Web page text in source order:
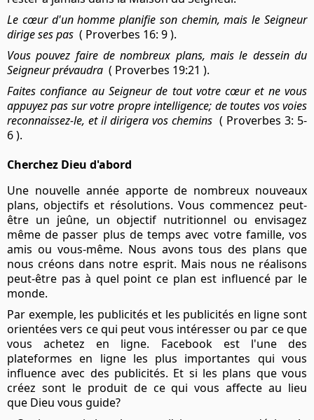
Le cœur d'un homme planifie son chemin, mais le Seigneur
dirige ses pas ( Proverbes 16: 9 ).
Vous pouvez faire de nombreux plans, mais le dessein du
Seigneur prévaudra ( Proverbes 19:21 ).
Faites confiance au Seigneur de tout votre cœur et ne vous
appuyez pas sur votre propre intelligence; de toutes vos voies
reconnaissez-le, et il dirigera vos chemins ( Proverbes 3: 5-
6 ).
Cherchez Dieu d'abord
Une nouvelle année apporte de nombreux nouveaux
plans, objectifs et résolutions. Vous commencez peut-
être un jeûne, un objectif nutritionnel ou envisagez
même de passer plus de temps avec votre famille, vos
amis ou vous-même. Nous avons tous des plans que
nous créons dans notre esprit. Mais nous ne réalisons
peut-être pas à quel point ce plan est influencé par le
monde.
Par exemple, les publicités et les publicités en ligne sont
orientées vers ce qui peut vous intéresser ou par ce que
vous achetez en ligne. Facebook est l'une des
plateformes en ligne les plus importantes qui vous
influence avec des publicités. Et si les plans que vous
créez sont le produit de ce qui vous affecte au lieu
que Dieu vous guide?